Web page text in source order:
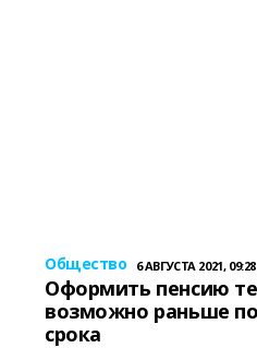
Общество 6 АВГУСТА 2021, 09:28
Оформить пенсию
возможно раньше
срока